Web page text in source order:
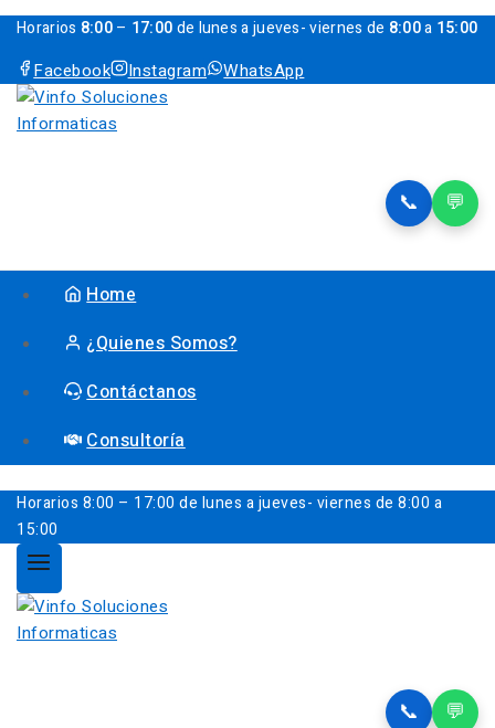
Horarios 8:00– 17:00de lunes a jueves- viernes de 8:00a 15:00
Facebook Instagram WhatsApp
📞 💬
Home
¿Quienes Somos?
Contáctanos
Consultoría
Horarios 8:00 – 17:00 de lunes a jueves- viernes de 8:00 a
15:00
📞 💬